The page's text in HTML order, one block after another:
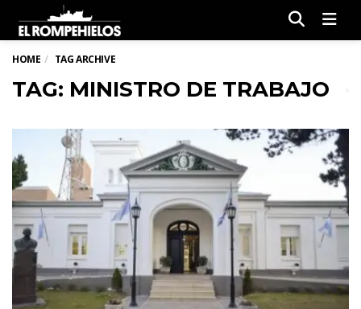
HOME TAG ARCHIVE
TAG: MINISTRO DE TRABAJO